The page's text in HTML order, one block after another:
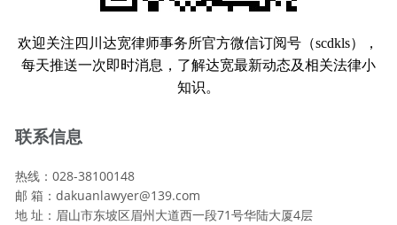
欢迎关注四川达宽律师事务所官方微信订阅号（scdkls），
每天推送一次即时消息，了解达宽最新动态及相关法律小
知识。
联系信息
热线：028-38100148
邮 箱：dakuanlawyer@139.com
地 址：眉山市东坡区眉州大道西一段71号华陆大厦4层